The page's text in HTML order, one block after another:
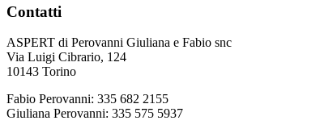
Contatti
ASPERT di Perovanni Giuliana e Fabio snc
Via Luigi Cibrario, 124
10143 Torino
Fabio Perovanni: 335 682 2155
Giuliana Perovanni: 335 575 5937